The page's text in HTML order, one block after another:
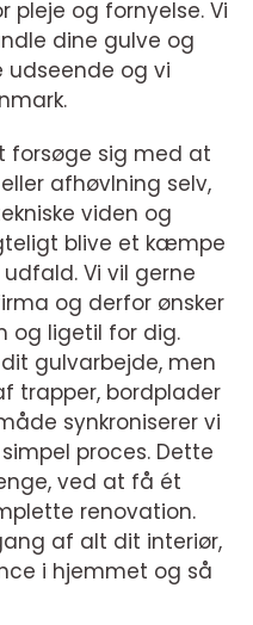
pleje og fornyelse. Vi
dine gulve og
udseende og vi
forsøge sig med at
afhøvlning selv,
viden og
blive et kæmpe
Vi vil gerne
og derfor ønsker
og ligetil for dig.
gulvarbejde, men
trapper, bordplader
synkroniserer vi
proces. Dette
ved at få ét
renovation.
af alt dit interiør,
i hjemmet og så